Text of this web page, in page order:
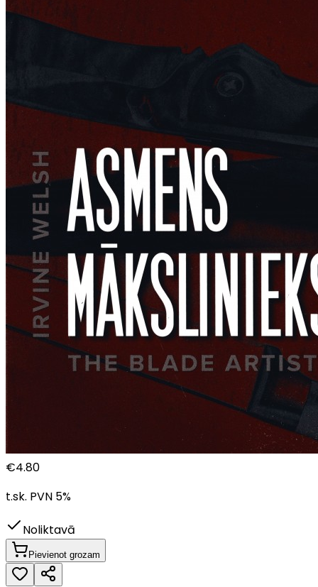
€4.80
t.sk. PVN 5%
Noliktavā
Pievienot grozam